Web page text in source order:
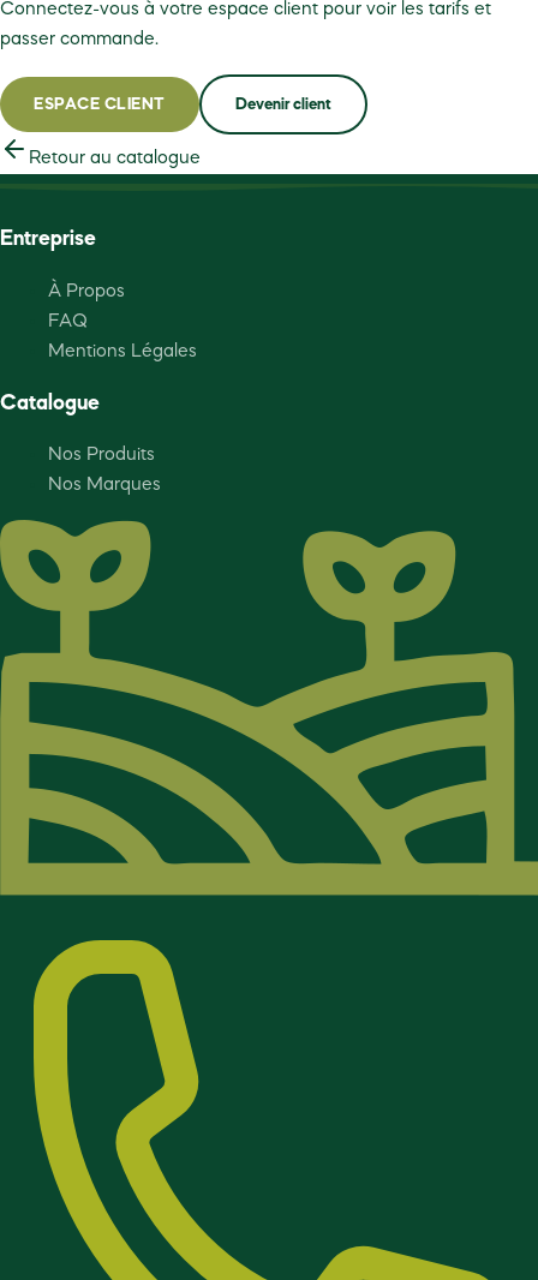
Connectez-vous à votre espace client pour voir les tarifs et
passer commande.
ESPACE CLIENT Devenir client
Retour au catalogue
Entreprise
À Propos
FAQ
Mentions Légales
Catalogue
Nos Produits
Nos Marques